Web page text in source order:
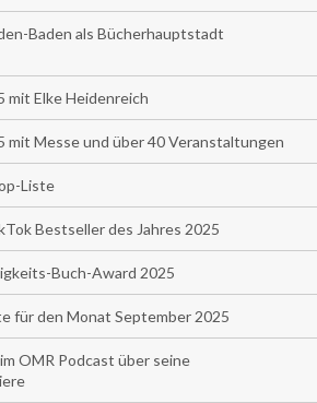
Baden als Bücherhauptstadt
mit Elke Heidenreich
mit Messe und über 40 Veranstaltungen
Liste
Bestseller des Jahres 2025
Buch-Award 2025
für den Monat September 2025
OMR Podcast über seine